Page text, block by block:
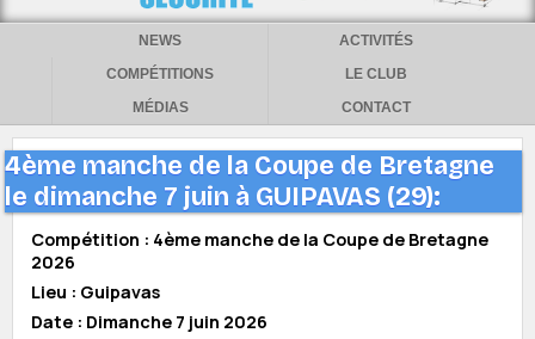
NEWS
ACTIVITÉS
COMPÉTITIONS
LE CLUB
MÉDIAS
CONTACT
4ème manche de la Coupe de Bretagne
le dimanche 7 juin à GUIPAVAS (29):
Compétition : 4ème manche de la Coupe de Bretagne
2026
Lieu : Guipavas
Date : Dimanche 7 juin 2026